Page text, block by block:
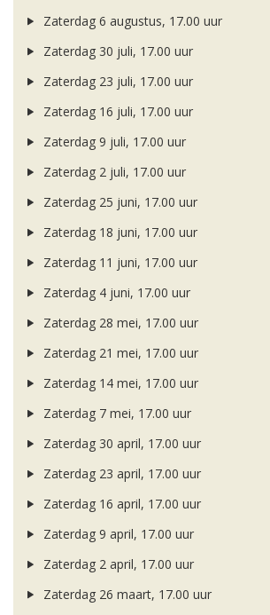
Zaterdag 6 augustus, 17.00 uur
Zaterdag 30 juli, 17.00 uur
Zaterdag 23 juli, 17.00 uur
Zaterdag 16 juli, 17.00 uur
Zaterdag 9 juli, 17.00 uur
Zaterdag 2 juli, 17.00 uur
Zaterdag 25 juni, 17.00 uur
Zaterdag 18 juni, 17.00 uur
Zaterdag 11 juni, 17.00 uur
Zaterdag 4 juni, 17.00 uur
Zaterdag 28 mei, 17.00 uur
Zaterdag 21 mei, 17.00 uur
Zaterdag 14 mei, 17.00 uur
Zaterdag 7 mei, 17.00 uur
Zaterdag 30 april, 17.00 uur
Zaterdag 23 april, 17.00 uur
Zaterdag 16 april, 17.00 uur
Zaterdag 9 april, 17.00 uur
Zaterdag 2 april, 17.00 uur
Zaterdag 26 maart, 17.00 uur